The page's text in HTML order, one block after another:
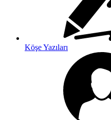
Köşe Yazıları